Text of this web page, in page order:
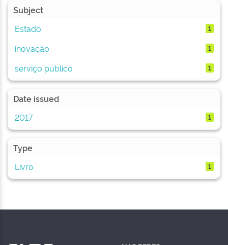
Subject
Estado
1
inovação 1
serviço público 1
Date issued
2017
1
Type
Livro
1